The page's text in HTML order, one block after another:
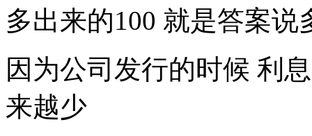
多出来的100 就是答案说
因为公司发行的时候 利
来越少